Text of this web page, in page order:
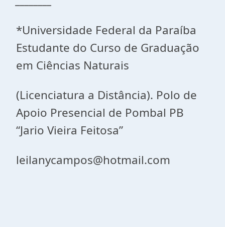
*Universidade Federal da Paraíba
Estudante do Curso de Graduação
em Ciências Naturais
(Licenciatura a Distância). Polo de
Apoio Presencial de Pombal PB
“Jario Vieira Feitosa”
leilanycampos@hotmail.com